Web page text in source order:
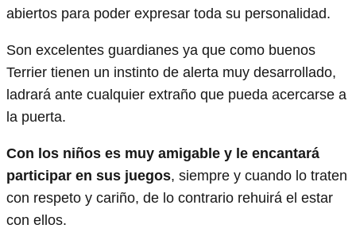
abiertos para poder expresar toda su personalidad.
Son excelentes guardianes ya que como buenos
Terrier tienen un instinto de alerta muy desarrollado,
ladrará ante cualquier extraño que pueda acercarse a
la puerta.
Con los niños es muy amigable y le encantará
participar en sus juegos, siempre y cuando lo traten
con respeto y cariño, de lo contrario rehuirá el estar
con ellos.